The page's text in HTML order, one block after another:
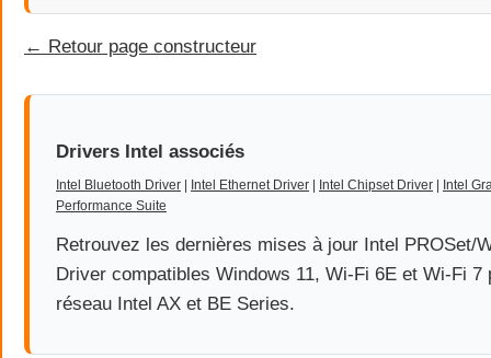
← Retour page constructeur
Drivers Intel associés
Intel Bluetooth Driver Intel Ethernet Driver Intel Chipset Driver
Intel
Performance Suite
Retrouvez les dernières mises à jour Intel PROSet/
Driver compatibles Windows 11, Wi-Fi 6E et Wi-Fi 7
réseau Intel AX et BE Series.